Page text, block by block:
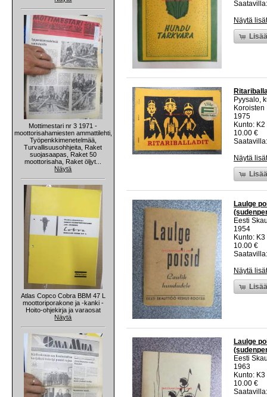
Mottimestari nr 3 1971 -
moottorisahamiesten ammattilehti,
Työpenkkimenetelmää,
Turvallisuusohhjeita, Raket
suojasaapas, Raket 50
moottorisaha, Raket öljyt...
Näytä
Atlas Copco Cobra BBM 47 L
moottoriporakone ja -kanki -
Hoito-ohjekirja ja varaosat
Näytä
Näytä
Pyysalo,
Koroisten
1975
Kunto:
10.00 €
Näytä
Laulge
Eesti
1954
Kunto:
10.00 €
Näytä
Laulge
Eesti
1963
Kunto:
10.00 €